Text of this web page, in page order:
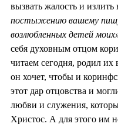
вызвать жалость и
постыжению вашему пишу
возлюбленных детей
себя духовным отцом
читаем сегодня, родил
он хочет, чтобы и
этот дар отцовства и
любви и служения,
Христос. А для этого им